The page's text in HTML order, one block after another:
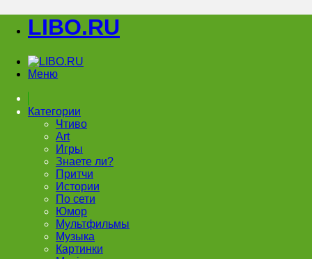
LIBO.RU
Меню
Категории
Чтиво
Art
Игры
Знаете ли?
Притчи
Истории
По сети
Юмор
Мультфильмы
Музыка
Картинки